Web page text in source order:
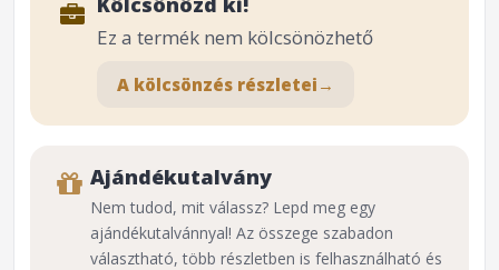
Ez a termék nem kölcsönözhető
A kölcsönzés részletei →
Ajándékutalvány
Nem tudod, mit válassz? Lepd meg egy
ajándékutalvánnyal! Az összege szabadon
választható, több részletben is felhasználható és